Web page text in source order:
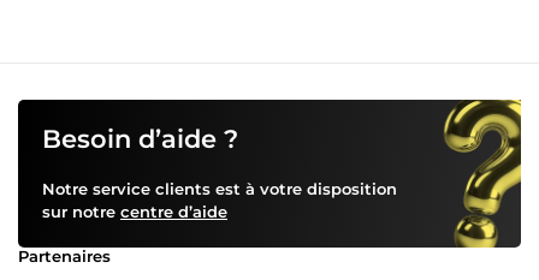
Besoin d’aide ?
Notre service clients est à votre disposition
sur notre centre d’aide
Partenaires